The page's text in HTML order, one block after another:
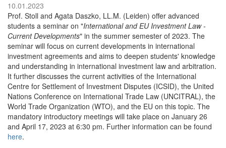
10.01.2023
Prof. Stoll and Agata Daszko, LL.M. (Leiden) offer advanced
students a seminar on "International and EU Investment Law -
Current Developments" in the summer semester of 2023. The
seminar will focus on current developments in international
investment agreements and aims to deepen students' knowledge
and understanding in international investment law and arbitration.
It further discusses the current activities of the International
Centre for Settlement of Investment Disputes (ICSID), the United
Nations Conference on International Trade Law (UNCITRAL), the
World Trade Organization (WTO), and the EU on this topic. The
mandatory introductory meetings will take place on January 26
and April 17, 2023 at 6:30 pm. Further information can be found
here.